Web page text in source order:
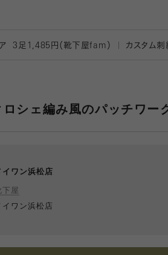
3 足1,485円（靴下屋fam） カスタム刺
ロシェ編み風のパッチワ
イワン浜松店
下屋
イワン浜松店